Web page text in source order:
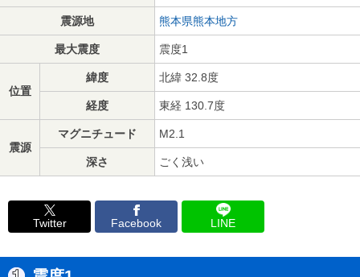
震源地 熊本県熊本地方
最大震度 震度1
位置
緯度 北緯 32.8度
経度 東経 130.7度
震源
マグニチュード M2.1
深さ ごく浅い
Twitter Facebook LINE